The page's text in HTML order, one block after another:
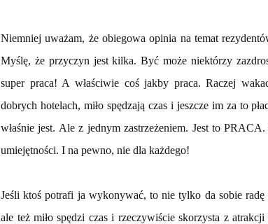
Niemniej uważam, że obiegowa opinia na temat
Myślę, że przyczyn jest kilka. Być może niektórzy
super praca! A właściwie coś jakby praca. Raczej
dobrych hotelach, miło spędzają czas i jeszcze im za to
właśnie jest. Ale z jednym zastrzeżeniem. Jest to
umiejętności. I na pewno, nie dla każdego!
Jeśli ktoś potrafi ja wykonywać, to nie tylko da sobie radę
ale też miło spędzi czas i rzeczywiście skorzysta z